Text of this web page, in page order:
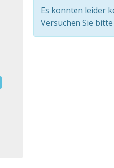
Es konnten leider
Versuchen Sie